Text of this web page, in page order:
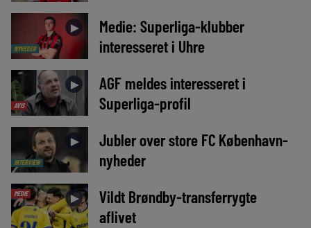
NYHEDER
►
Medie: Superliga-klubber
interesseret i Uhre
AVIS
►
AGF meldes interesseret i
Superliga-profil
INTERVIEW
►
Jubler over store FC København-
nyheder
MEDIE ►
Vildt Brøndby-transferrygte
aflivet